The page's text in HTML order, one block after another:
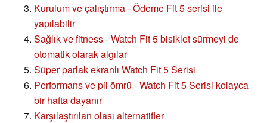
Kurulum ve çalıştırma - Ödeme Fit 5 serisi ile
yapılabilir
Sağlık ve fitness - Watch Fit 5 bisiklet sürmeyi de
otomatik olarak algılar
Süper parlak ekranlı Watch Fit 5 Serisi
Performans ve pil ömrü - Watch Fit 5 Serisi kolayca
bir hafta dayanır
Karşılaştırılan olası alternatifler